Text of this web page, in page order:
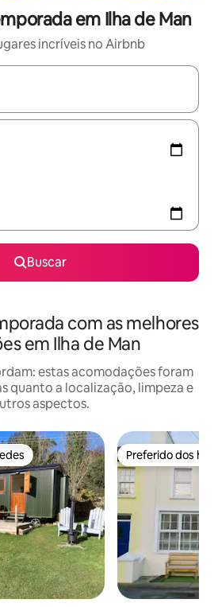
em Ilha de Man
incríveis no Airbnb
estiverem disponíveis, explore-os
Buscar
com as melhores
em Ilha de Man
estas acomodações foram
quanto a localização, limpeza e
aspectos.
dos hóspedes Preferido dos
Preferido dos